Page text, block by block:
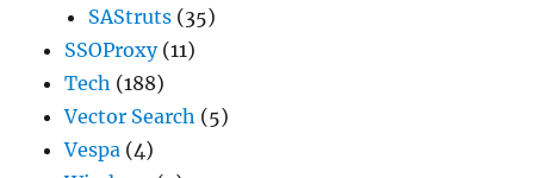
SAStruts (35)
SSOProxy(11)
Tech (188)
Vector Search (5)
Vespa (4)